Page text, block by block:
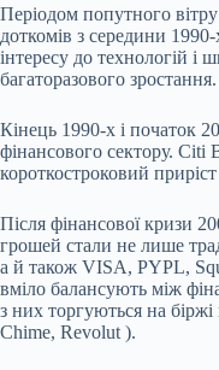
Періодом попутного
доткомів з середини
інтересу до технологій і
багаторазового зростання.
Кінець 1990-х і початок
фінансового сектору. Citi
короткостроковий
Після фінансової кризи
грошей стали не лише
а й також VISA, PYPL,
вміло балансують між
з них торгуються на
Chime, Revolut ).